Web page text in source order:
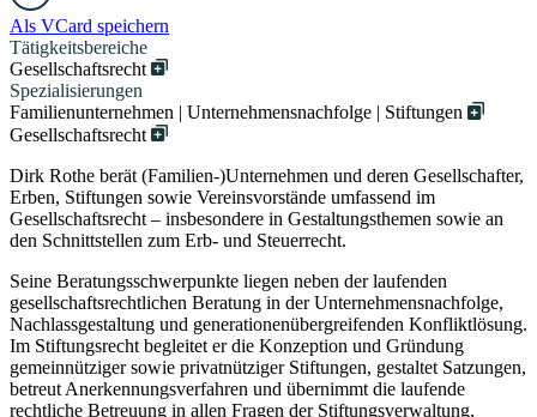
Als VCard speichern
Tätigkeitsbereiche
Gesellschaftsrecht
Spezialisierungen
Familienunternehmen | Unternehmensnachfolge | Stiftungen
Gesellschaftsrecht
Dirk Rothe berät (Familien-)Unternehmen und deren Gesellschafter,
Erben, Stiftungen sowie Vereinsvorstände umfassend im
Gesellschaftsrecht – insbesondere in Gestaltungsthemen sowie an
den Schnittstellen zum Erb- und Steuerrecht.
Seine Beratungsschwerpunkte liegen neben der laufenden
gesellschaftsrechtlichen Beratung in der Unternehmensnachfolge,
Nachlassgestaltung und generationenübergreifenden Konfliktlösung.
Im Stiftungsrecht begleitet er die Konzeption und Gründung
gemeinnütziger sowie privatnütziger Stiftungen, gestaltet Satzungen,
betreut Anerkennungsverfahren und übernimmt die laufende
rechtliche Betreuung in allen Fragen der Stiftungsverwaltung,